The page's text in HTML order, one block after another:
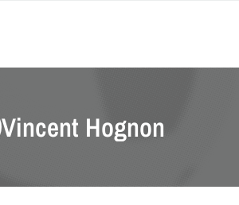
Vincent Hognon